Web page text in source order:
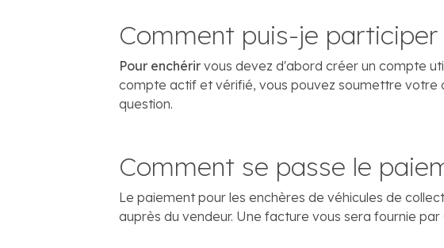
Comment puis-je participer
Pour enchérir vous devez d'abord créer un compte
compte actif et vérifié, vous pouvez soumettre votre
question.
Comment se passe le
Le paiement pour les enchères de véhicules de
auprès du vendeur. Une facture vous sera fournie par